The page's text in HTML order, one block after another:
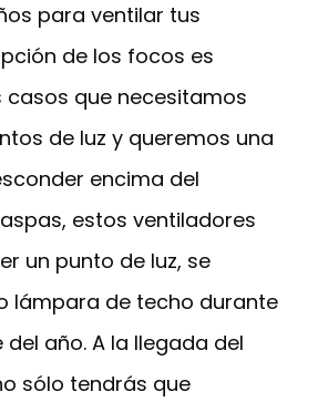
para ventilar tus
de los focos es
casos que necesitamos
de luz y queremos una
encima del
estos ventiladores
un punto de luz, se
lámpara de techo durante
año. A la llegada del
sólo tendrás que